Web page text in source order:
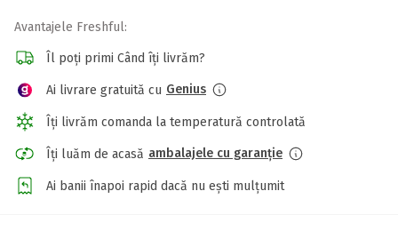
Avantajele Freshful:
Îl poți primi Când îți livrăm?
Ai livrare gratuită cu Genius
Îți livrăm comanda la temperatură controlată
Îți luăm de acasă ambalajele cu garanție
Ai banii înapoi rapid dacă nu ești mulțumit